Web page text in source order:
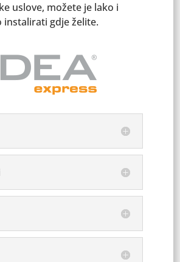
uslove, možete je lako i
instalirati gdje želite.